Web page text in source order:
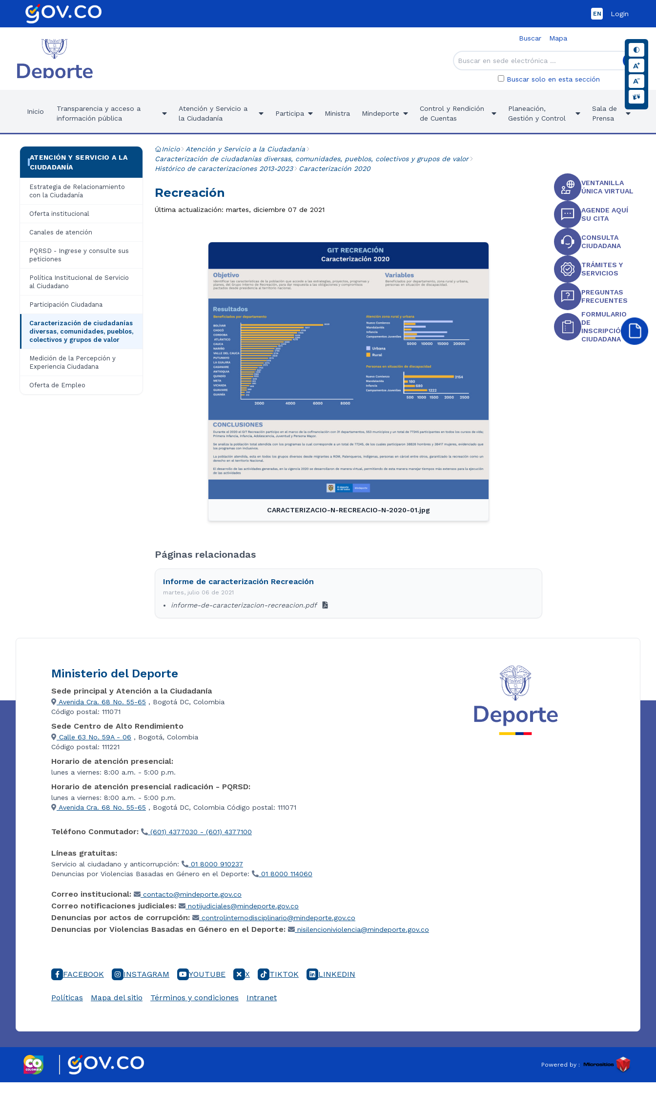
EN Login
Buscar Mapa
Buscar solo en esta sección
Inicio
Transparencia y acceso a
información pública
Atención y Servicio a
la Ciudadanía
Participa Ministra Mindeporte
Control y Rendición
de Cuentas
Planeación,
Gestión y Control
Sala de
Prensa
ATENCIÓN Y SERVICIO A LA
CIUDADANÍA
Estrategia de Relacionamiento
con la Ciudadanía
Oferta institucional
Canales de atención
PQRSD - Ingrese y consulte sus
peticiones
Política Institucional de Servicio
al Ciudadano
Participación Ciudadana
Caracterización de ciudadanías
diversas, comunidades, pueblos,
colectivos y grupos de valor
Medición de la Percepción y
Experiencia Ciudadana
Oferta de Empleo
Inicio
Atención y Servicio a la Ciudadanía
Caracterización de ciudadanías diversas, comunidades, pueblos, colectivos y grupos de valor
Histórico de caracterizaciones 2013-2023
Caracterización 2020
Recreación
Última actualización: martes, diciembre 07 de 2021
CARACTERIZACIO-N-RECREACIO-N-2020-01.jpg
Páginas relacionadas
Informe de caracterización Recreación
martes, julio 06 de 2021
informe-de-caracterizacion-recreacion.pdf
VENTANILLA
ÚNICA VIRTUAL
AGENDE AQUÍ
SU CITA
CONSULTA
CIUDADANA
TRÁMITES Y
SERVICIOS
PREGUNTAS
FRECUENTES
FORMULARIO
DE
INSCRIPCIÓN
CIUDADANA
Ministerio del Deporte
Sede principal y Atención a la Ciudadanía
Avenida Cra. 68 No. 55-65 , Bogotá DC, Colombia
Código postal: 111071
Sede Centro de Alto Rendimiento
Calle 63 No. 59A - 06 , Bogotá, Colombia
Código postal: 111221
Horario de atención presencial:
lunes a viernes: 8:00 a.m. - 5:00 p.m.
Horario de atención presencial radicación - PQRSD:
lunes a viernes: 8:00 a.m. - 5:00 p.m.
Avenida Cra. 68 No. 55-65 , Bogotá DC, Colombia Código postal: 111071
Teléfono Conmutador: (601) 4377030 - (601) 4377100
Líneas gratuitas:
Servicio al ciudadano y anticorrupción:
01 8000 910237
Denuncias por Violencias Basadas en Género en el Deporte:
01 8000 114060
Correo institucional: contacto@mindeporte.gov.co
Correo notificaciones judiciales: notijudiciales@mindeporte.gov.co
Denuncias por actos de corrupción: controlinternodisciplinario@mindeporte.gov.co
Denuncias por Violencias Basadas en Género en el Deporte: nisilencioniviolencia@mindeporte.gov.co
FACEBOOK INSTAGRAM YOUTUBE X TIKTOK LINKEDIN
Políticas Mapa del sitio Términos y condiciones Intranet
Powered by :